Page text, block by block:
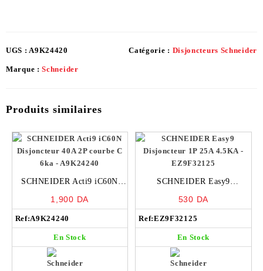
UGS :A9K24420 Catégorie : Disjoncteurs Schneider
Marque :Schneider
Produits similaires
SCHNEIDER Acti9 iC60N
6ka – A9K24240
1,900 DA
Ref:A9K24240
En Stock
SCHNEIDER Easy9
530 DA
Ref:EZ9F32125
En Stock